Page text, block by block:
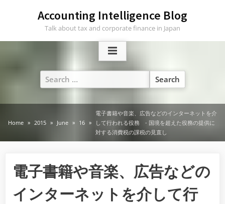
Accounting Intelligence Blog
Talk about tax and corporate finance in Japan
Search
for:
Home 2015 June 16
電子書籍や音楽、広告などのインターネットを介
して行われる役務 - 国境を超えた役務の提供に
対する消費税の課税の見直し
電子書籍や音楽、広告などの
インターネットを介して行